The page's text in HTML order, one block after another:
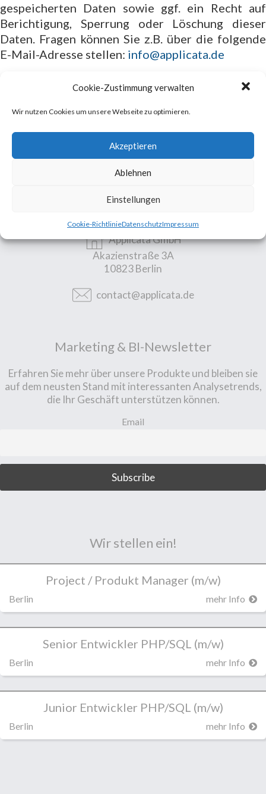
Cookie-Zustimmung verwalten
Wir nutzen Cookies um unsere Webseite zu optimieren.
Akzeptieren
Ablehnen
Einstellungen
Cookie-RichtlinieDatenschutzImpressum
gespeicherten Daten sowie ggf. ein Recht auf
Berichtigung, Sperrung oder Löschung dieser
Daten. Fragen können Sie z.B. über die folgende
E-Mail-Adresse stellen: info@applicata.de
Unsere Mission
Unternehmen mit Software und Wissen, um sie
Applicata GmbH
Akazienstraße 3A
10823 Berlin
contact@applicata.de
Marketing & BI-Newsletter
Erfahren Sie mehr über unsere Produkte und bleiben sie
auf dem neusten Stand mit interessanten Analysetrends,
die Ihr Geschäft unterstützen können.
Email
Wir stellen ein!
Project / Produkt Manager (m/w)
Berlin mehr Info
Senior Entwickler PHP/SQL (m/w)
Berlin mehr Info
Junior Entwickler PHP/SQL (m/w)
Berlin mehr Info